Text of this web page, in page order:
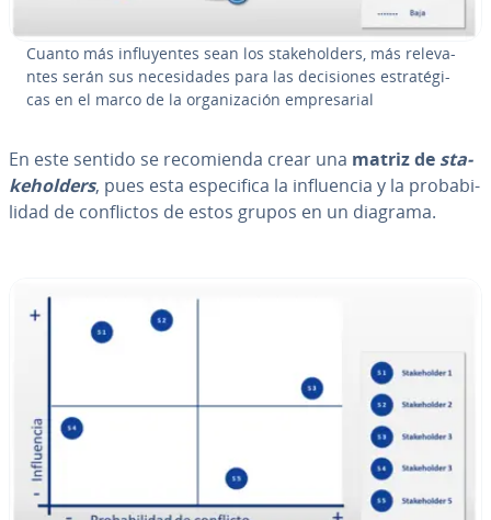
Cuanto más in­flu­ye­n­tes sean los sta­keho­l­de­rs, más re­le­va­
n­tes serán sus ne­ce­si­da­des para las de­ci­sio­nes es­tra­té­gi­
cas en el marco de la or­ga­ni­za­ción em­pre­sa­rial
En este sentido se re­co­mie­n­da crear una matriz de sta­
keho­l­de­rs, pues esta es­pe­ci­fi­ca la in­flue­n­cia y la pro­ba­bi­
li­dad de co­n­fli­c­tos de estos grupos en un diagrama.